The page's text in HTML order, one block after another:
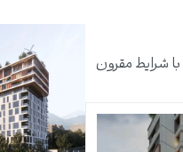
شرایط مقرون